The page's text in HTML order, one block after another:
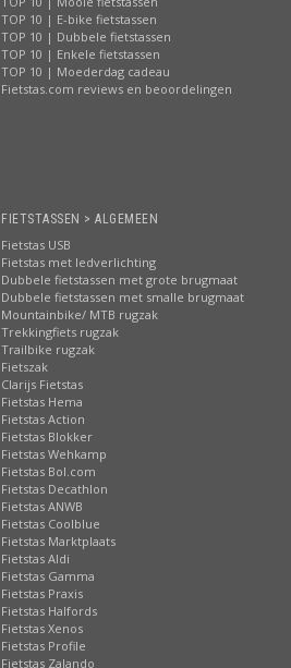
TOP 10 | E-bike fietstassen
TOP 10 | Dubbele fietstassen
TOP 10 | Enkele fietstassen
TOP 10 | Moederdag cadeau
Fietstas.com reviews en beoordelingen
FIETSTASSEN > ALGEMEEN
Fietstas USB
Fietstas met ledverlichting
Dubbele fietstassen met grote brugmaat
Dubbele fietstassen met smalle brugmaat
Mountainbike/ MTB rugzak
Trekkingfiets rugzak
Trailbike rugzak
Fietszak
Clarijs Fietstas
Fietstas Hema
Fietstas Action
Fietstas Blokker
Fietstas Wehkamp
Fietstas Bol.com
Fietstas Decathlon
Fietstas ANWB
Fietstas Coolblue
Fietstas Marktplaats
Fietstas Aldi
Fietstas Gamma
Fietstas Praxis
Fietstas Halfords
Fietstas Xenos
Fietstas Profile
Fietstas Zalando